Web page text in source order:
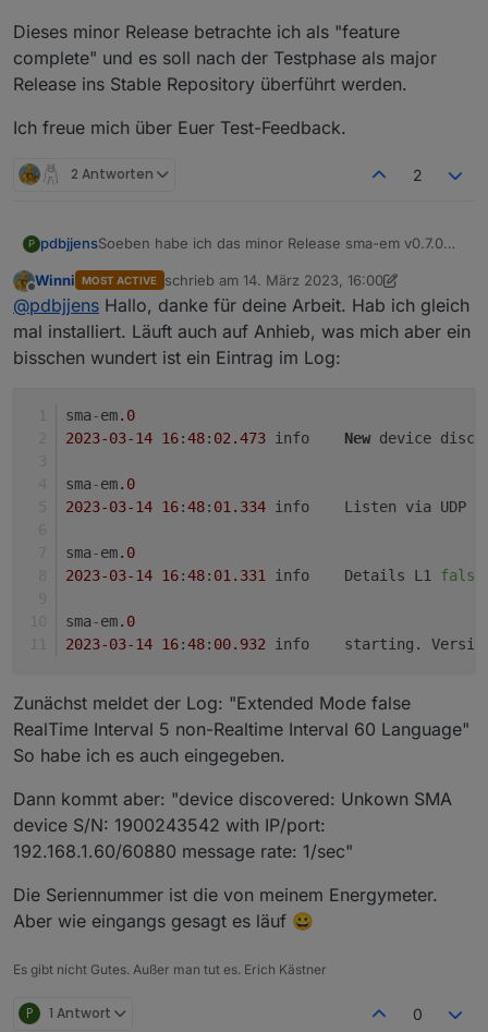
https://github.com/pdbjjens/ioBroker.sma-em.git
installieren.
Aber VORSICHT: es ist ein Pre-Alpha Stand und Ihr
solltet wissen, was Ihr tut - insbesondere nicht auf
einem produktiven ioBroker installieren!
Aber ich wäre wirklich über jedes Feedback erfreut -
Funktion euren Erwartungen und Anforderungen
Dieses minor Release betrachte ich als "feature
complete" und es soll nach der Testphase als major
Release ins Stable Repository überführt werden.
Ich freue mich über Euer Test-Feedback.
2 Antworten 2
P pdbjjensSoeben habe ich das minor Release sma-em v0.7.0
Entsprechend habe ich auch den Titel dieses Threads
geändert.
Dieses minor Release betrachte ich als "feature
complete" und es soll nach der Testphase als major
Release ins Stable Repository überführt werden.
Ich freue mich über Euer Test-Feedback.
Offline
Winni MOST ACTIVE schrieb am 14. März 2023, 16:00
zuletzt editiert von Winni
@pdbjjens Hallo, danke für deine Arbeit. Hab ich gleich
mal installiert. Läuft auch auf Anhieb, was mich aber ein
bisschen wundert ist ein Eintrag im Log:
sma-em.0
2023-03-14 16:48: 02.473 New device
sma-em.0
2023-03-14 16:48: 01.334
	info	Listen via UDP
sma-em.0
2023-03-14 16:48: 01.331
	info	Details L1
false
sma-em.0
2023-03-14 16:48: 00.932
info	starting.
Zunächst meldet der Log: "Extended Mode false
RealTime Interval 5 non-Realtime Interval 60 Language"
So habe ich es auch eingegeben.
Dann kommt aber: "device discovered: Unkown SMA
device S/N: 1900243542 with IP/port:
192.168.1.60/60880 message rate: 1/sec"
Die Seriennummer ist die von meinem Energymeter.
Aber wie eingangs gesagt es läuf 😀
Es gibt nicht Gutes. Außer man tut es. Erich Kästner
P 1 Antwort 0